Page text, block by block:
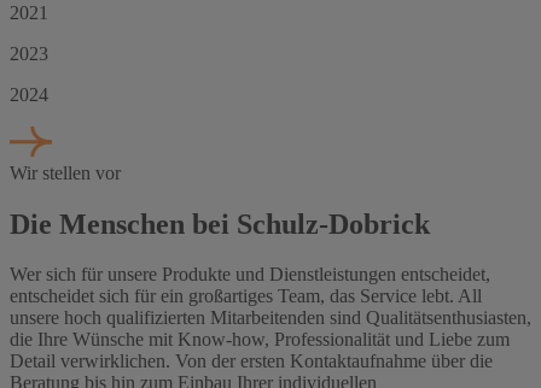
2021
2023
2024
Wir stellen vor
Die Menschen bei Schulz-Dobrick
Wer sich für unsere Produkte und Dienstleistungen entscheidet,
entscheidet sich für ein großartiges Team, das Service lebt. All
unsere hoch qualifizierten Mitarbeitenden sind Qualitätsenthusiasten,
die Ihre Wünsche mit Know-how, Professionalität und Liebe zum
Detail verwirklichen. Von der ersten Kontaktaufnahme über die
Beratung bis hin zum Einbau Ihrer individuellen